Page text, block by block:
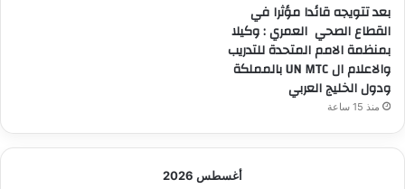
بعد تتويجه قائدا مؤثرا في
القطاع الصحي العمري : وكيلا
بمنظمة الامم المتحدة للتدريب
والاعلام ال UN MTC بالمملكة
ودول الخليج العربي
منذ 15 ساعة
أغسطس 2026